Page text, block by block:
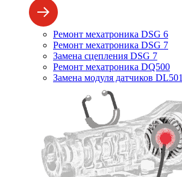
Ремонт мехатроника DSG 6
Ремонт мехатроника DSG 7
Замена сцепления DSG 7
Ремонт мехатроника DQ500
Замена модуля датчиков DL501